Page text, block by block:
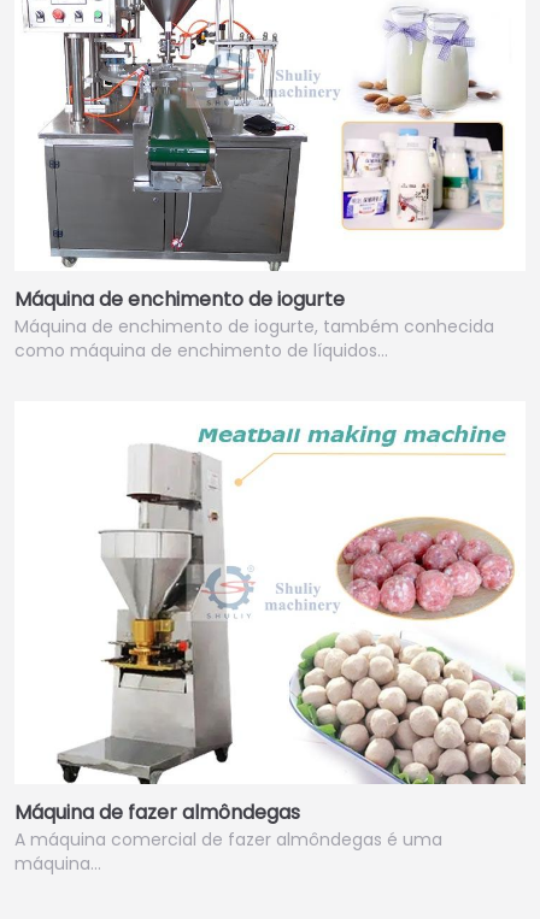
Máquina de enchimento de iogurte
Máquina de enchimento de iogurte, também conhecida
como máquina de enchimento de líquidos…
Máquina de fazer almôndegas
A máquina comercial de fazer almôndegas é uma
máquina…